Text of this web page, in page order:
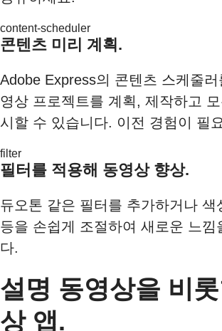
content-scheduler
콘텐츠 미리 계획.
Adobe Express의 콘텐츠 스케줄
영상 프로젝트를 계획, 제작하고
시할 수 있습니다. 이전 경험이 필
filter
필터를 적용해 동영상 향상.
듀오톤 같은 필터를 추가하거나 색
등을 손쉽게 조절하여 새로운 느낌
다.
설명 동영상을 비
상 앱.